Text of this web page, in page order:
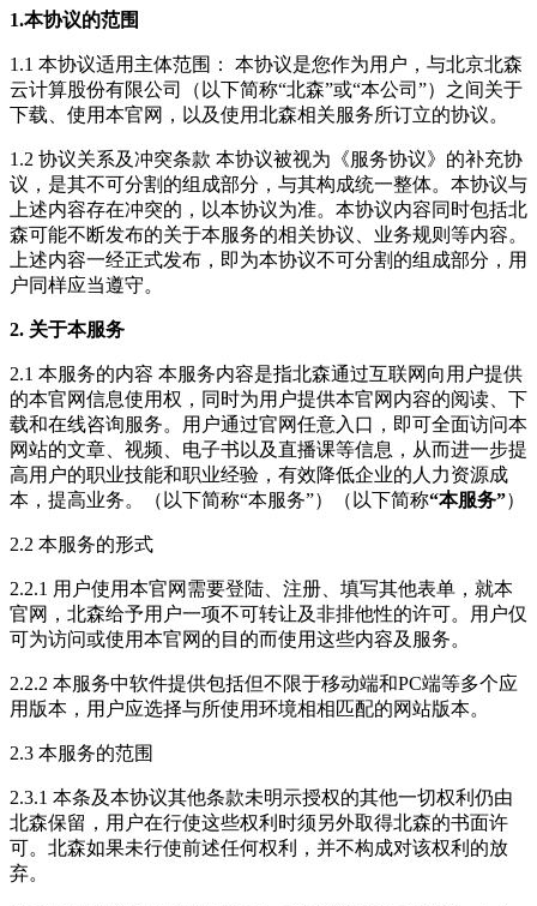
1.本协议的范围
1.1 本协议适用主体范围： 本协议是您作为用户，与北京北森
云计算股份有限公司（以下简称“北森”或“本公司”）之间关于
下载、使用本官网，以及使用北森相关服务所订立的协议。
1.2 协议关系及冲突条款 本协议被视为《服务协议》的补充协
议，是其不可分割的组成部分，与其构成统一整体。本协议与
上述内容存在冲突的，以本协议为准。本协议内容同时包括北
森可能不断发布的关于本服务的相关协议、业务规则等内容。
上述内容一经正式发布，即为本协议不可分割的组成部分，用
户同样应当遵守。
2. 关于本服务
2.1 本服务的内容 本服务内容是指北森通过互联网向用户提供
的本官网信息使用权，同时为用户提供本官网内容的阅读、下
载和在线咨询服务。用户通过官网任意入口，即可全面访问本
网站的文章、视频、电子书以及直播课等信息，从而进一步提
高用户的职业技能和职业经验，有效降低企业的人力资源成
本，提高业务。（以下简称“本服务”）（以下简称“本服务”）
2.2 本服务的形式
2.2.1 用户使用本官网需要登陆、注册、填写其他表单，就本
官网，北森给予用户一项不可转让及非排他性的许可。用户仅
可为访问或使用本官网的目的而使用这些内容及服务。
2.2.2 本服务中软件提供包括但不限于移动端和PC端等多个应
用版本，用户应选择与所使用环境相相匹配的网站版本。
2.3 本服务的范围
2.3.1 本条及本协议其他条款未明示授权的其他一切权利仍由
北森保留，用户在行使这些权利时须另外取得北森的书面许
可。北森如果未行使前述任何权利，并不构成对该权利的放
弃。